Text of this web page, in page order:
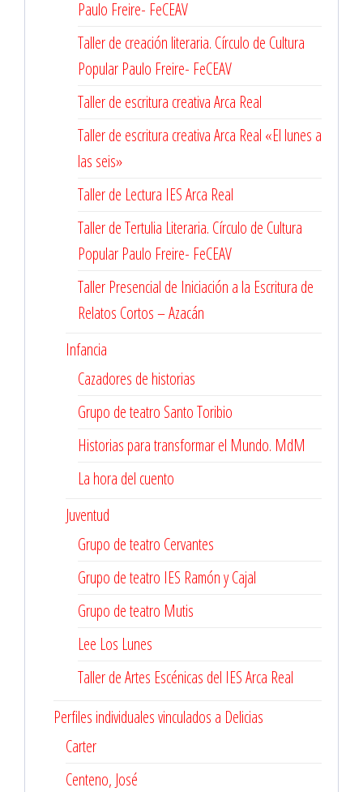
Paulo Freire- FeCEAV
Taller de creación literaria. Círculo de Cultura
Popular Paulo Freire- FeCEAV
Taller de escritura creativa Arca Real
Taller de escritura creativa Arca Real «El lunes a
las seis»
Taller de Lectura IES Arca Real
Taller de Tertulia Literaria. Círculo de Cultura
Popular Paulo Freire- FeCEAV
Taller Presencial de Iniciación a la Escritura de
Relatos Cortos – Azacán
Infancia
Cazadores de historias
Grupo de teatro Santo Toribio
Historias para transformar el Mundo. MdM
La hora del cuento
Juventud
Grupo de teatro Cervantes
Grupo de teatro IES Ramón y Cajal
Grupo de teatro Mutis
Lee Los Lunes
Taller de Artes Escénicas del IES Arca Real
Perfiles individuales vinculados a Delicias
Carter
Centeno, José